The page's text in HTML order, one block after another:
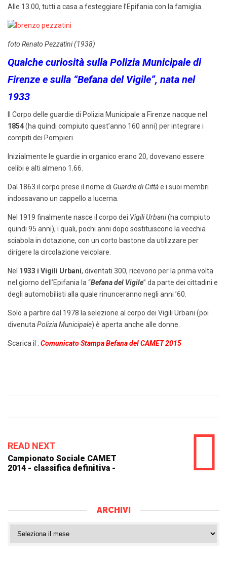
Alle 13.00, tutti a casa a festeggiare l’Epifania con la famiglia.
foto Renato Pezzatini (1938)
Qualche curiosità sulla Polizia Municipale di
Firenze e sulla “Befana del Vigile”, nata nel
1933
Il Corpo delle guardie di Polizia Municipale a Firenze nacque nel
1854(ha quindi compiuto quest’anno 160 anni) per integrare i
compiti dei Pompieri.
Inizialmente le guardie in organico erano 20, dovevano essere
celibi e alti almeno 1.66.
Dal 1863 il corpo prese il nome di Guardie di Cittàe i suoi membri
indossavano un cappello a lucerna.
Nel 1919 finalmente nasce il corpo dei Vigili Urbani(ha compiuto
quindi 95 anni), i quali, pochi anni dopo sostituiscono la vecchia
sciabola in dotazione, con un corto bastone da utilizzare per
dirigere la circolazione veicolare.
Nel 1933 i Vigili Urbani, diventati 300, ricevono per la prima volta
nel giorno dell’Epifania la “Befana del Vigile” da parte dei cittadini e
degli automobilisti alla quale rinunceranno negli anni ’60.
Solo a partire dal 1978 la selezione al corpo dei Vigili Urbani (poi
divenuta Polizia Municipale) è aperta anche alle donne.
Scarica il : Comunicato Stampa Befana del CAMET 2015
READ NEXT
Campionato Sociale CAMET
2014 - classifica definitiva -
ARCHIVI